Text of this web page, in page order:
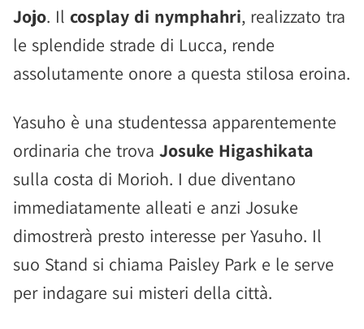
Jojo. Il cosplay di nymphahri, realizzato tra
le splendide strade di Lucca, rende
assolutamente onore a questa stilosa eroina.
Yasuho è una studentessa apparentemente
ordinaria che trova Josuke Higashikata
sulla costa di Morioh. I due diventano
immediatamente alleati e anzi Josuke
dimostrerà presto interesse per Yasuho. Il
suo Stand si chiama Paisley Park e le serve
per indagare sui misteri della città.